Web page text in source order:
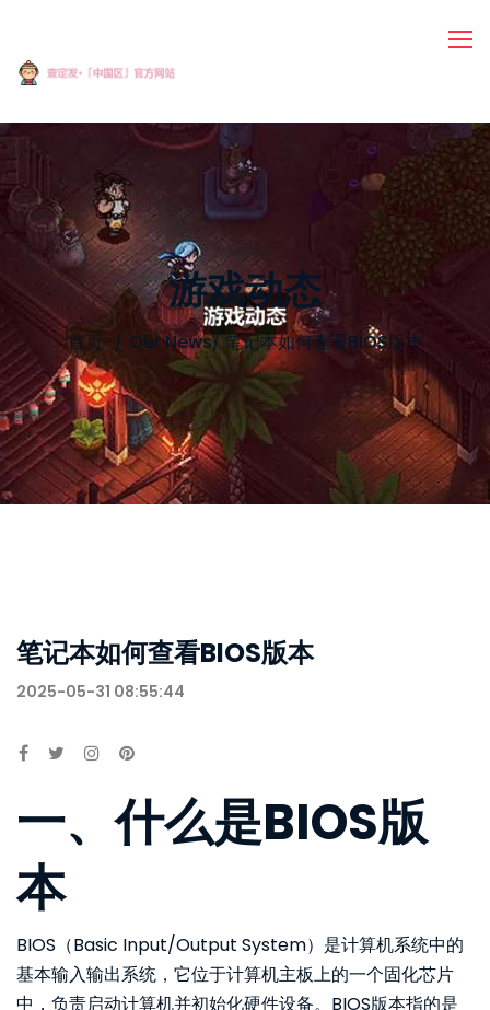
游戏动态
首页 Our News/笔记本如何查看BIOS版本
笔记本如何查看BIOS版本
2025-05-31 08:55:44
一、什么是BIOS版
本
BIOS（Basic Input/Output System）是计算机系统中的
基本输入输出系统，它位于计算机主板上的一个固化芯片
中，负责启动计算机并初始化硬件设备。BIOS版本指的是